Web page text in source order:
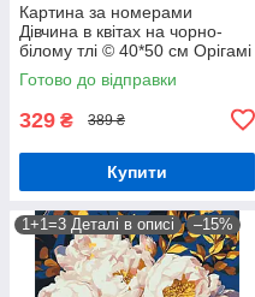
Картина за номерами
Дівчина в квітах на чорно-
білому тлі © 40*50 см Орігамі
LW 30580
Готово до відправки
329 ₴ 389 ₴
Купити
1+1=3 Деталі в описі –15%